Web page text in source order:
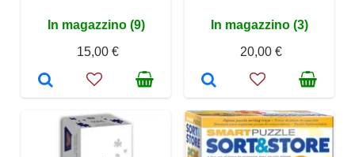
In magazzino (9)
15,00 €
In magazzino (3)
20,00 €